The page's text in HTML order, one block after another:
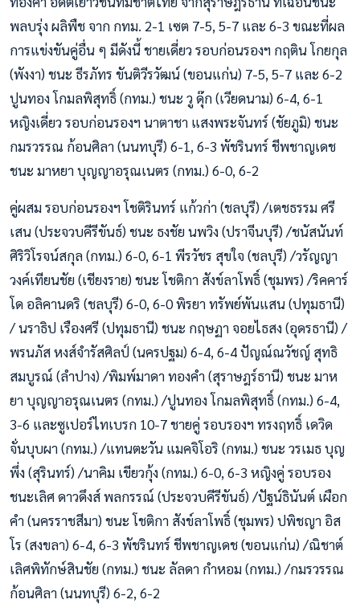
พลบรุ่ง ผลิพืช จาก กทม. 2-1 เซต 7-5, 5-7 และ 6-3 ขณะที่ผล
การแข่งขันคู่อื่น ๆ มีดังนี้ ชายเดี่ยว รอบก่อนรองฯ กฤติน โกยกุล
(พังงา) ชนะ ธีรภัทร ขันติวีรวัฒน์ (ขอนแก่น) 7-5, 5-7 และ 6-2
ปูนทอง โกมลพิสุทธิ์ (กทม.) ชนะ วู ดุ๊ก (เวียดนาม) 6-4, 6-1
หญิงเดี่ยว รอบก่อนรองฯ นาตาชา แสงพระจันทร์ (ชัยภูมิ) ชนะ
กมรวรรณ ก้อนศิลา (นนทบุรี) 6-1, 6-3 พัชรินทร์ ชีพชาญเดช
ชนะ มาหยา บุญญาอรุณเนตร (กทม.) 6-0, 6-2
คู่ผสม รอบก่อนรองฯ โชติรินทร์ แก้วก่า (ชลบุรี) /เตชธรรม ศรี
เสน (ประจวบคีรีขันธ์) ชนะ ธงชัย นพวิง (ปราจีนบุรี) /ชนัสนันท์
ศิริวิโรจน์สกุล (กทม.) 6-0, 6-1 พีรวัชร สุขใจ (ชลบุรี) /วรัญญา
วงค์เทียนชัย (เชียงราย) ชนะ โชติกา สังข์ลาโพธิ์ (ชุมพร) /ริคคาร์
โด อลิคานดริ (ชลบุรี) 6-0, 6-0 พิรยา ทรัพย์พันแสน (ปทุมธานี)
/ นราธิป เรืองศรี (ปทุมธานี) ชนะ กฤษฏา จอยไธสง (อุดรธานี) /
พรนภัส หงส์จำรัสศิลป์ (นครปฐม) 6-4, 6-4 ปัญณ์ณวัชญ์ สุทธิ
สมบูรณ์ (ลำปาง) /พิมพ์มาดา ทองคำ (สุราษฎร์ธานี) ชนะ มาห
ยา บุญญาอรุณเนตร (กทม.) /ปูนทอง โกมลพิสุทธิ์ (กทม.) 6-4,
3-6 และซูเปอร์ไทเบรก 10-7 ชายคู่ รอบรองฯ ทรงฤทธิ์ เดวิด
จั่นบุบผา (กทม.) /แทนตะวัน แมคจิโอริ (กทม.) ชนะ วรเมธ บุญ
พึ่ง (สุรินทร์) /นาคิม เขียวกุ้ง (กทม.) 6-0, 6-3 หญิงคู่ รอบรอง
ชนะเลิศ ดาวดึงส์ พลกรรณ์ (ประจวบคีรีขันธ์) /ปัฐน์ธินันต์ เผือก
คำ (นครราชสีมา) ชนะ โชติกา สังข์ลาโพธิ์ (ชุมพร) ปพิชญา อิส
โร (สงขลา) 6-4, 6-3 พัชรินทร์ ชีพชาญเดช (ขอนแก่น) /ณิชาต์
เลิศพิทักษ์สินชัย (กทม.) ชนะ ลัลดา กำหอม (กทม.) /กมรวรรณ
ก้อนศิลา (นนทบุรี) 6-2, 6-2